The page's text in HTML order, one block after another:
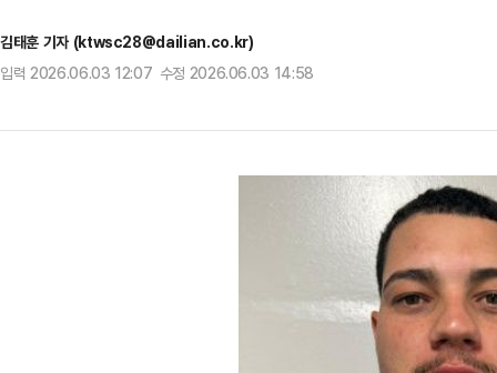
김태훈 기자 (ktwsc28@dailian.co.kr)
입력 2026.06.03 12:07 수정 2026.06.03 14:58